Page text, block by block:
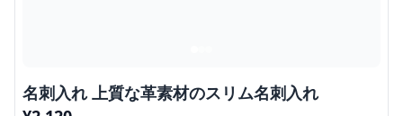
名刺入れ 上質な革素材のスリム名刺入れ